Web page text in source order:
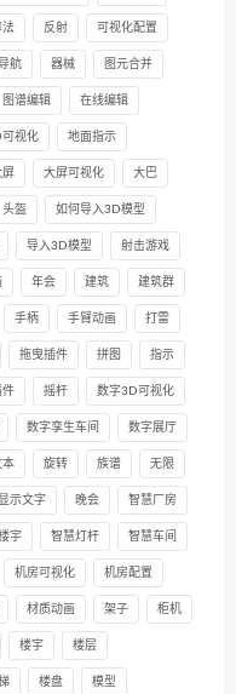
法 反射 可视化配置
航 器械 图元合并
图谱编辑 在线编辑
视化 地面指示
屏 大屏可视化 大巴
头盔 如何导入3D模型
导入3D模型 射击游戏
年会 建筑 建筑群
手柄 手臂动画 打雷
拖曳插件 拼图 指示
件 摇杆 数字3D可视化
数字孪生车间 数字展厅
本 旋转 族谱 无限
显示文字 晚会 智慧厂房
宇 智慧灯杆 智慧车间
机房可视化 机房配置
材质动画 架子 柜机
楼宇 楼层
楼盘 模型